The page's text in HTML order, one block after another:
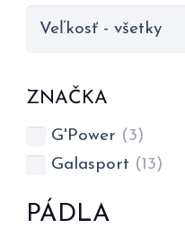
Veľkosť - všetky
ZNAČKA
G'Power (3)
Galasport (13)
PÁDLA